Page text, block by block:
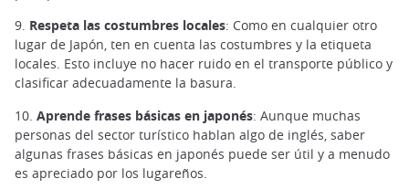
9. Respeta las costumbres locales: Como en cualquier otro
lugar de Japón, ten en cuenta las costumbres y la etiqueta
locales. Esto incluye no hacer ruido en el transporte público y
clasificar adecuadamente la basura.
10. Aprende frases básicas en japonés: Aunque muchas
personas del sector turístico hablan algo de inglés, saber
algunas frases básicas en japonés puede ser útil y a menudo
es apreciado por los lugareños.